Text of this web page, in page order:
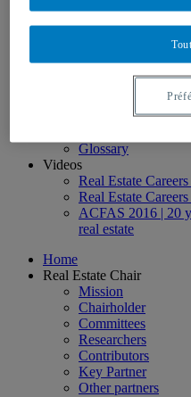
Graduate
Post
College Education
Glossary
Videos
Real Estate
Real Estate
ACFAS 2016 | 20
real estate
Home
Real Estate Chair
Mission
Chairholder
Committees
Researchers
Contributors
Key Partner
Other partners